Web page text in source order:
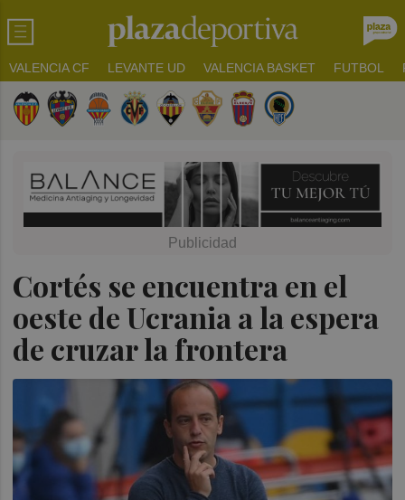
VALENCIA CF LEVANTE UD VALENCIA BASKET FUTBOL
Cortés se encuentra en el
oeste de Ucrania a la espera
de cruzar la frontera